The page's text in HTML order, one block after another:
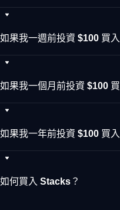
如果我一週前投資 $100 買
如果我一個月前投資 $100
如果我一年前投資 $100 買
如何買入 Stacks？